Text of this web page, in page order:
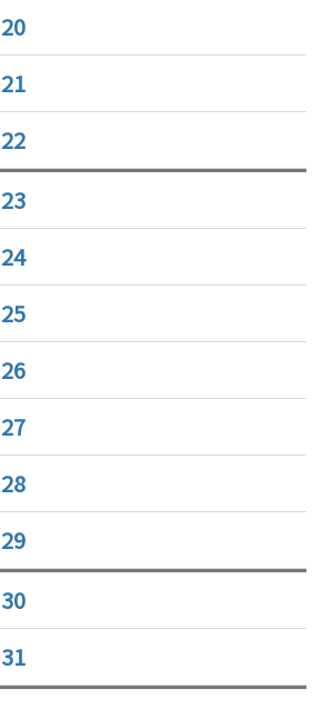
20
21
22
23
24
25
26
27
28
29
30
31